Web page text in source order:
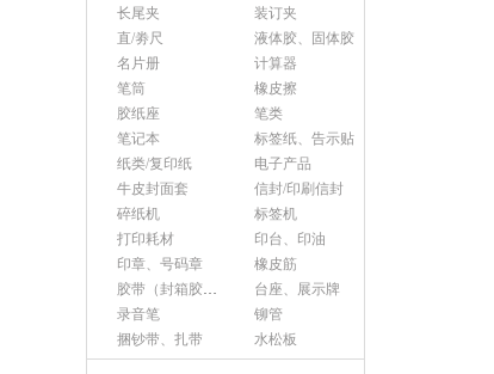
长尾夹
装订夹
直/劵尺
液体胶、固体胶
名片册
计算器
笔筒
橡皮擦
胶纸座
笔类
笔记本
标签纸、告示贴
纸类/复印纸
电子产品
牛皮封面套
信封/印刷信封
碎纸机
标签机
打印耗材
印台、印油
印章、号码章
橡皮筋
胶带（封箱胶、透明胶、美纹胶、双面胶等）
台座、展示牌
录音笔
铆管
捆钞带、扎带
水松板